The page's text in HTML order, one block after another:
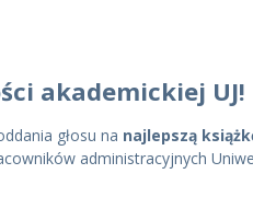
akademickiej UJ!
głosu na najlepszą
administracyjnych